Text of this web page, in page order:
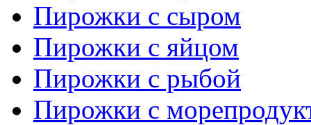
Пирожки с сыром
Пирожки с яйцом
Пирожки с рыбой
Пирожки с